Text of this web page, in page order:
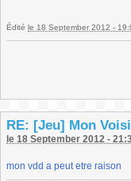
Édité le 18 September 2012 -
RE: [Jeu] Mon
le 18 September 2012 -
mon vdd a peut etre raison